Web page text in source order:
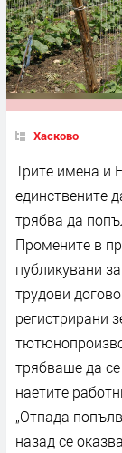
Хасково
Трите имена и
единствените
трябва да
Промените в
публикувани
трудови
регистрирани
трябваше да
наетите
„Отпада
назад се